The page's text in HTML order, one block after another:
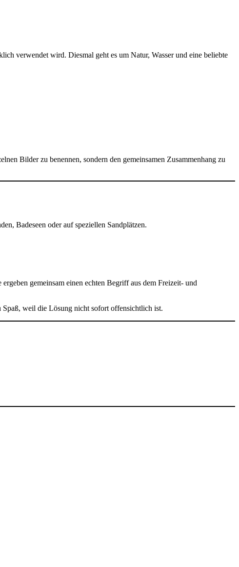
verwendet wird. Diesmal geht es um Natur, Wasser und eine beliebte
Bilder zu benennen, sondern den gemeinsamen Zusammenhang zu
Badeseen oder auf speziellen Sandplätzen.
gemeinsam einen echten Begriff aus dem Freizeit- und
Spaß, weil die Lösung nicht sofort offensichtlich ist.